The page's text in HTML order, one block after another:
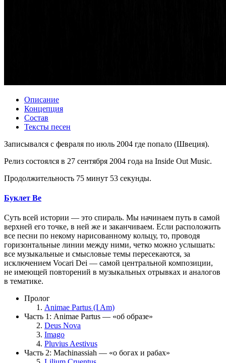
Описание
Концепция
Состав
Тексты песен
Записывался с февраля по июль 2004 где попало (Швеция).
Релиз состоялся в 27 сентября 2004 года на Inside Out Music.
Продолжительность 75 минут 53 секунды.
Буклет Be
Суть всей истории — это спираль. Мы начинаем путь в самой
верхней его точке, в ней же и заканчиваем. Если расположить
все песни по некому нарисованному кольцу, то, проводя
горизонтальные линии между ними, четко можно услышать:
все музыкальные и смысловые темы пересекаются, за
исключением Vocari Dei — самой центральной композиции,
не имеющей повторений в музыкальных отрывках и аналогов
в тематике.
Пролог
Animae Partus (I Am)
Часть 1: Animae Partus — «об образе»
Deus Nova
Imago
Pluvius Aestivus
Часть 2: Machinassiah — «о богах и рабах»